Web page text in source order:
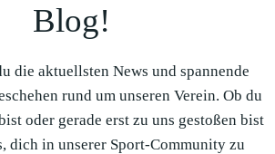
Blog!
die aktuellsten News und spannende
rund um unseren Verein. Ob du
oder gerade erst zu uns gestoßen bist
dich in unserer Sport-Community zu